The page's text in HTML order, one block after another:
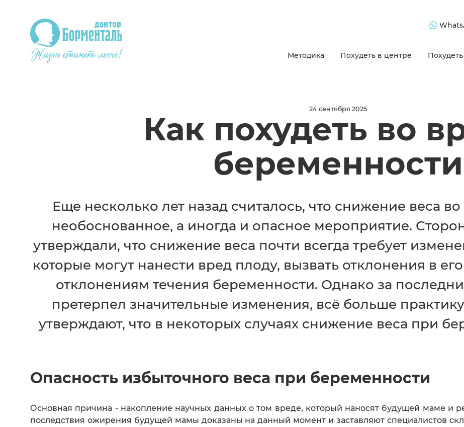
Методика Похудеть в центре
24 сентября 2025
Как похудеть во
беременности
Еще несколько лет назад считалось, что снижение веса
необоснованное, а иногда и опасное мероприятие.
утверждали, что снижение веса почти всегда требует
которые могут нанести вред плоду, вызвать отклонения в
отклонениям течения беременности. Однако за
претерпел значительные изменения, всё больше
утверждают, что в некоторых случаях снижение веса при
Опасность избыточного веса при беременности
Основная причина - накопление научных данных о том вреде, который наносят будущей маме и
последствия ожирения будущей мамы доказаны на данный момент и заставляют специалистов